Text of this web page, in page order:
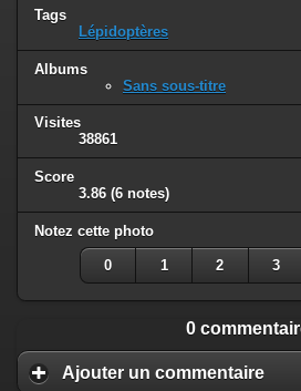
Tags
Lépidoptères
Albums
Sans sous-titre
Visites
38861
Score
3.86 (6 notes)
Notez cette photo
0 1 2 3
0
Ajouter un commentaire